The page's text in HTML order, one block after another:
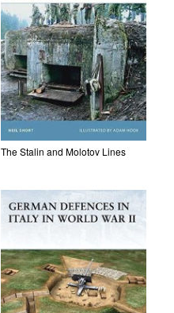
The Stalin and Molotov Lines